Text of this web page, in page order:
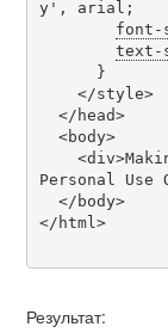
y', arial;
font-
text-
Personal Use
</html>
Результат: